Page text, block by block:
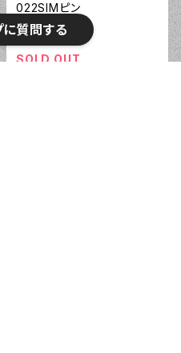
022SIMピン
¥1,950
SOLD OUT
に質問する